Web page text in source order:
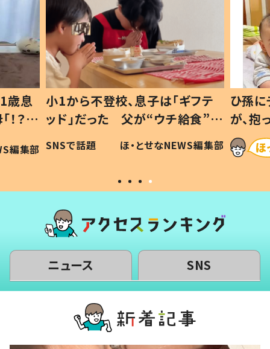
歳息
？」
編集部
小1から不登校、息子は「ギフテ
ッド」だった 父が“ウチ給食”を
作り続ける理由とは #令和の親
#令和の子
SNSで話題 ほ・とせなNEWS編集部
ひ孫
が、
「涙が
い」
ニュース SNS